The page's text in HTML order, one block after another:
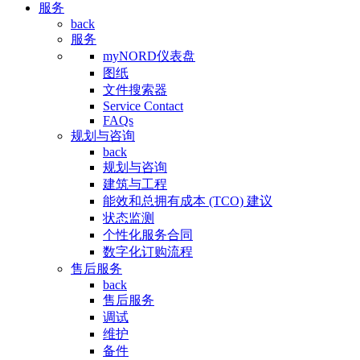
服务
back
服务
myNORD仪表盘
图纸
文件搜索器
Service Contact
FAQs
规划与咨询
back
规划与咨询
建筑与工程
能效和总拥有成本 (TCO) 建议
状态监测
个性化服务合同
数字化订购流程
售后服务
back
售后服务
调试
维护
备件